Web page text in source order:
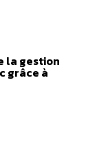
la gestion
grâce à